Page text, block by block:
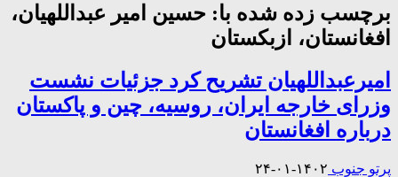
برچسب زده شده با: حسین امیر عبداللهیان،
افغانستان، ازبکستان
امیرعبداللهیان تشریح کرد جزئیات نشست
وزرای خارجه ایران، روسیه، چین و پاکستان
درباره افغانستان
پرتو جنوب ۱۴۰۲-۰۱-۲۴